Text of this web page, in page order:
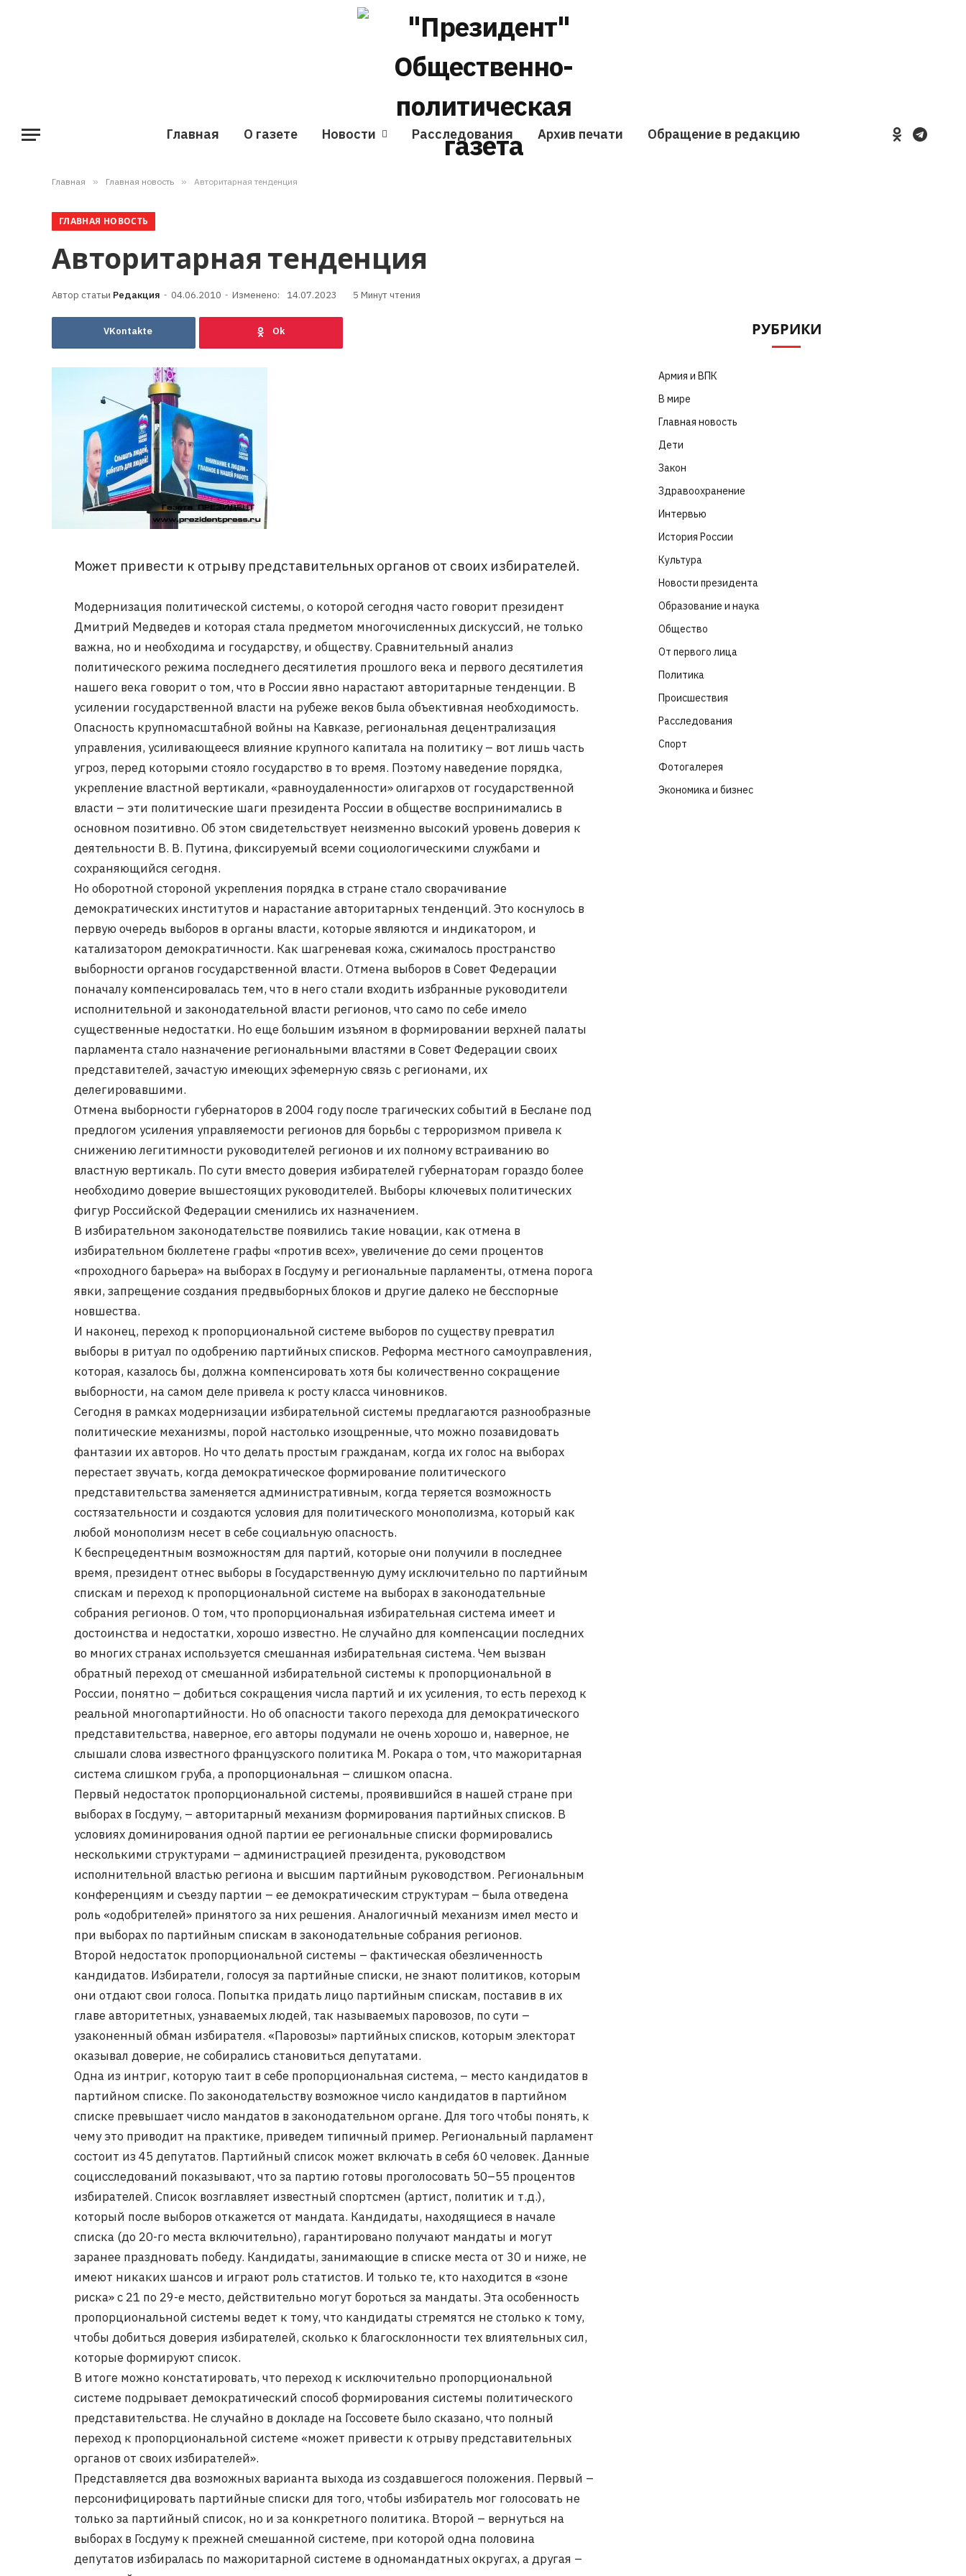
Главная О газете Новости Расследования Архив печати Обращение в редакцию YouTubeVKontakte
LinkedIn
Flickr
Главная » Главная новость » Авторитарная тенденция
ГЛАВНАЯ НОВОСТЬ
Авторитарная тенденция
Редакция 04.06.2010 Изменено: 14.07.2023 5 Минут чтения
VKontakte
Может привести к отрыву представительных органов от своих избирателей.
Модернизация политической системы, о которой сегодня часто говорит президент
Дмитрий Медведев и которая стала предметом многочисленных дискуссий, не только
важна, но и необходима и государству, и обществу. Сравнительный анализ
политического режима последнего десятилетия прошлого века и первого десятилетия
нашего века говорит о том, что в России явно нарастают авторитарные тенденции. В
усилении государственной власти на рубеже веков была объективная необходимость.
Опасность крупномасштабной войны на Кавказе, региональная децентрализация
управления, усиливающееся влияние крупного капитала на политику – вот лишь часть
угроз, перед которыми стояло государство в то время. Поэтому наведение порядка,
укрепление властной вертикали, «равноудаленности» олигархов от государственной
власти – эти политические шаги президента России в обществе воспринимались в
основном позитивно. Об этом свидетельствует неизменно высокий уровень доверия к
деятельности В. В. Путина, фиксируемый всеми социологическими службами и
сохраняющийся сегодня.
Но оборотной стороной укрепления порядка в стране стало сворачивание
демократических институтов и нарастание авторитарных тенденций. Это коснулось в
первую очередь выборов в органы власти, которые являются и индикатором, и
катализатором демократичности. Как шагреневая кожа, сжималось пространство
выборности органов государственной власти. Отмена выборов в Совет Федерации
поначалу компенсировалась тем, что в него стали входить избранные руководители
исполнительной и законодательной власти регионов, что само по себе имело
существенные недостатки. Но еще большим изъяном в формировании верхней палаты
парламента стало назначение региональными властями в Совет Федерации своих
представителей, зачастую имеющих эфемерную связь с регионами, их
делегировавшими.
Отмена выборности губернаторов в 2004 году после трагических событий в Беслане под
предлогом усиления управляемости регионов для борьбы с терроризмом привела к
снижению легитимности руководителей регионов и их полному встраиванию во
властную вертикаль. По сути вместо доверия избирателей губернаторам гораздо более
необходимо доверие вышестоящих руководителей. Выборы ключевых политических
фигур Российской Федерации сменились их назначением.
В избирательном законодательстве появились такие новации, как отмена в
избирательном бюллетене графы «против всех», увеличение до семи процентов
«проходного барьера» на выборах в Госдуму и региональные парламенты, отмена порога
явки, запрещение создания предвыборных блоков и другие далеко не бесспорные
новшества.
И наконец, переход к пропорциональной системе выборов по существу превратил
выборы в ритуал по одобрению партийных списков. Реформа местного самоуправления,
которая, казалось бы, должна компенсировать хотя бы количественно сокращение
выборности, на самом деле привела к росту класса чиновников.
Сегодня в рамках модернизации избирательной системы предлагаются разнообразные
политические механизмы, порой настолько изощренные, что можно позавидовать
фантазии их авторов. Но что делать простым гражданам, когда их голос на выборах
перестает звучать, когда демократическое формирование политического
представительства заменяется административным, когда теряется возможность
состязательности и создаются условия для политического монополизма, который как
любой монополизм несет в себе социальную опасность.
К беспрецедентным возможностям для партий, которые они получили в последнее
время, президент отнес выборы в Государственную думу исключительно по партийным
спискам и переход к пропорциональной системе на выборах в законодательные
собрания регионов. О том, что пропорциональная избирательная система имеет и
достоинства и недостатки, хорошо известно. Не случайно для компенсации последних
во многих странах используется смешанная избирательная система. Чем вызван
обратный переход от смешанной избирательной системы к пропорциональной в
России, понятно – добиться сокращения числа партий и их усиления, то есть переход к
реальной многопартийности. Но об опасности такого перехода для демократического
представительства, наверное, его авторы подумали не очень хорошо и, наверное, не
слышали слова известного французского политика М. Рокара о том, что мажоритарная
система слишком груба, а пропорциональная – слишком опасна.
Первый недостаток пропорциональной системы, проявившийся в нашей стране при
выборах в Госдуму, – авторитарный механизм формирования партийных списков. В
условиях доминирования одной партии ее региональные списки формировались
несколькими структурами – администрацией президента, руководством
исполнительной властью региона и высшим партийным руководством. Региональным
конференциям и съезду партии – ее демократическим структурам – была отведена
роль «одобрителей» принятого за них решения. Аналогичный механизм имел место и
при выборах по партийным спискам в законодательные собрания регионов.
Второй недостаток пропорциональной системы – фактическая обезличенность
кандидатов. Избиратели, голосуя за партийные списки, не знают политиков, которым
они отдают свои голоса. Попытка придать лицо партийным спискам, поставив в их
главе авторитетных, узнаваемых людей, так называемых паровозов, по сути –
узаконенный обман избирателя. «Паровозы» партийных списков, которым электорат
оказывал доверие, не собирались становиться депутатами.
Одна из интриг, которую таит в себе пропорциональная система, – место кандидатов в
партийном списке. По законодательству возможное число кандидатов в партийном
списке превышает число мандатов в законодательном органе. Для того чтобы понять, к
чему это приводит на практике, приведем типичный пример. Региональный парламент
состоит из 45 депутатов. Партийный список может включать в себя 60 человек. Данные
социсследований показывают, что за партию готовы проголосовать 50–55 процентов
избирателей. Список возглавляет известный спортсмен (артист, политик и т.д.),
который после выборов откажется от мандата. Кандидаты, находящиеся в начале
списка (до 20-го места включительно), гарантировано получают мандаты и могут
заранее праздновать победу. Кандидаты, занимающие в списке места от 30 и ниже, не
имеют никаких шансов и играют роль статистов. И только те, кто находится в «зоне
риска» с 21 по 29-е место, действительно могут бороться за мандаты. Эта особенность
пропорциональной системы ведет к тому, что кандидаты стремятся не столько к тому,
чтобы добиться доверия избирателей, сколько к благосклонности тех влиятельных сил,
которые формируют список.
В итоге можно констатировать, что переход к исключительно пропорциональной
системе подрывает демократический способ формирования системы политического
представительства. Не случайно в докладе на Госсовете было сказано, что полный
переход к пропорциональной системе «может привести к отрыву представительных
органов от своих избирателей».
Представляется два возможных варианта выхода из создавшегося положения. Первый –
персонифицировать партийные списки для того, чтобы избиратель мог голосовать не
только за партийный список, но и за конкретного политика. Второй – вернуться на
выборах в Госдуму к прежней смешанной системе, при которой одна половина
депутатов избиралась по мажоритарной системе в одномандатных округах, а другая –
РУБРИКИ
Армия и ВПК
В мире
Главная новость
Дети
Закон
Здравоохранение
Интервью
История России
Культура
Новости президента
Образование и наука
Общество
От первого лица
Политика
Происшествия
Расследования
Спорт
Фотогалерея
Экономика и бизнес